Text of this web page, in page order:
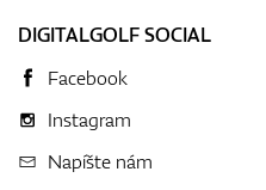
DIGITALGOLF SOCIAL
Facebook
Instagram
Napíšte nám